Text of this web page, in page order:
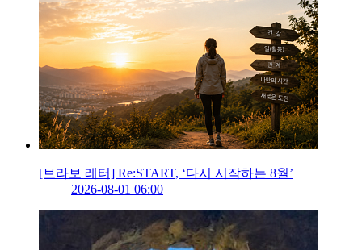
[브라보 레터] Re:START, ‘다시 시작하는 8월’
2026-08-01 06:00